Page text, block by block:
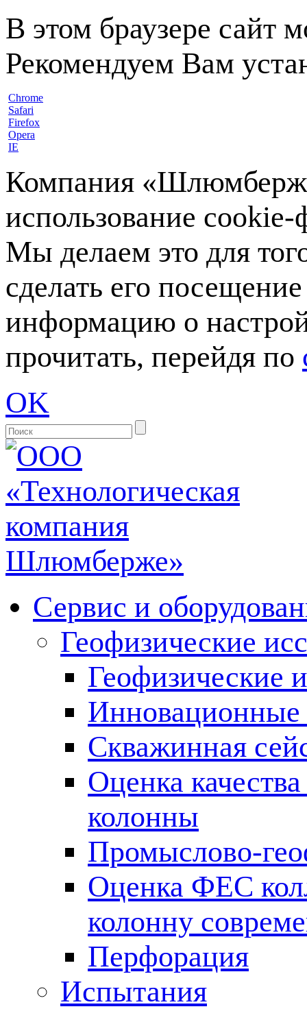
В этом браузере сайт
Рекомендуем Вам
Chrome
Safari
Firefox
Opera
IE
Компания
использование
Мы делаем это для
сделать его
информацию о
прочитать, перейдя по
OK
Сервис и
Геофизические
Геофизические
Инновационные
Скважинная
Оценка
колонны
Промыслово-
Оценка ФЕС
колонну
Перфорация
Испытания